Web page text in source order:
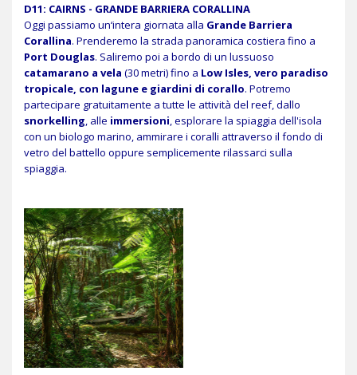
D11: CAIRNS - GRANDE BARRIERA CORALLINA
Oggi passiamo un‘intera giornata alla Grande Barriera
Corallina. Prenderemo la strada panoramica costiera fino a
Port Douglas. Saliremo poi a bordo di un lussuoso
catamarano a vela (30 metri) fino a Low Isles, vero paradiso
tropicale, con lagune e giardini di corallo. Potremo
partecipare gratuitamente a tutte le attività del reef, dallo
snorkelling , alle immersioni , esplorare la spiaggia dell'isola
con un biologo marino, ammirare i coralli attraverso il fondo di
vetro del battello oppure semplicemente rilassarci sulla
spiaggia.